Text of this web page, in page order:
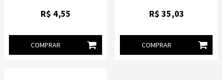
R$ 4,55
COMPRAR
R$ 35,03
COMPRAR